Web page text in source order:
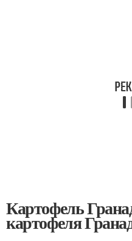
Картофель
картофеля